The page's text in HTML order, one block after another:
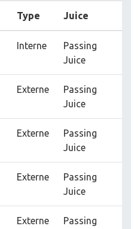
Type Juice
Interne
Passing
Juice
Externe
Passing
Juice
Externe
Passing
Juice
Externe
Passing
Juice
Externe
Passing